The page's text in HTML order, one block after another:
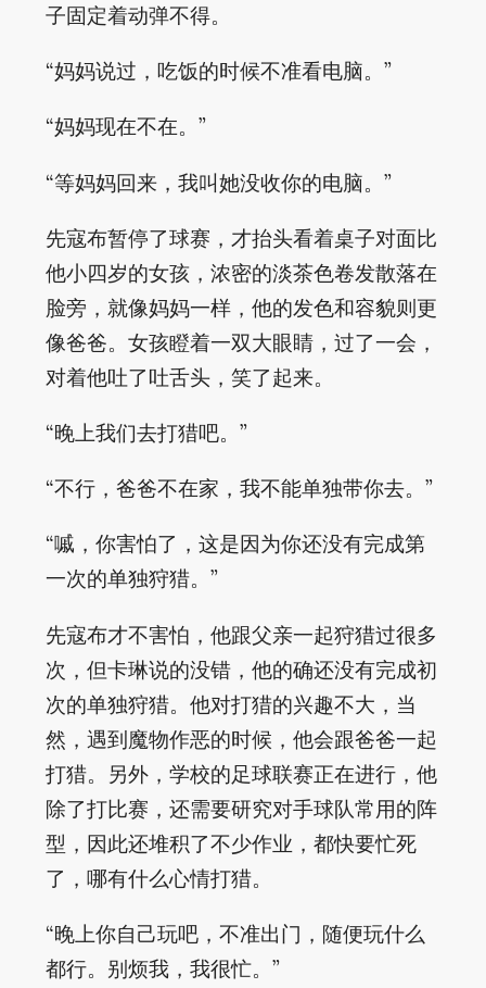
子固定着动弹不得。
“妈妈说过，吃饭的时候不准看电脑。”
“妈妈现在不在。”
“等妈妈回来，我叫她没收你的电脑。”
先寇布暂停了球赛，才抬头看着桌子对面比
他小四岁的女孩，浓密的淡茶色卷发散落在
脸旁，就像妈妈一样，他的发色和容貌则更
像爸爸。女孩瞪着一双大眼睛，过了一会，
对着他吐了吐舌头，笑了起来。
“晚上我们去打猎吧。”
“不行，爸爸不在家，我不能单独带你去。”
“嘁，你害怕了，这是因为你还没有完成第
一次的单独狩猎。”
先寇布才不害怕，他跟父亲一起狩猎过很多
次，但卡琳说的没错，他的确还没有完成初
次的单独狩猎。他对打猎的兴趣不大，当
然，遇到魔物作恶的时候，他会跟爸爸一起
打猎。另外，学校的足球联赛正在进行，他
除了打比赛，还需要研究对手球队常用的阵
型，因此还堆积了不少作业，都快要忙死
了，哪有什么心情打猎。
“晚上你自己玩吧，不准出门，随便玩什么
都行。别烦我，我很忙。”